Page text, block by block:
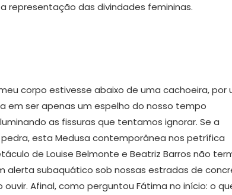
das divindades femininas.
corpo estivesse abaixo de uma cachoeira, por
em ser apenas um espelho do nosso tempo
as fissuras que tentamos ignorar. Se a
esta Medusa contemporânea nos petrífica
de Louise Belmonte e Beatriz Barros não
alerta subaquático sob nossas estradas de
Afinal, como perguntou Fátima no início: o